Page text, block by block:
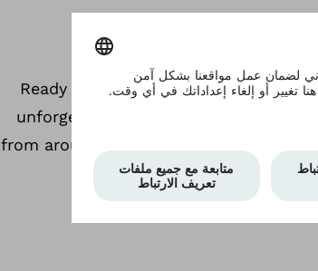
Ready for more inspiration now?
unforgettable Eurovision
from around the world. Or, follow